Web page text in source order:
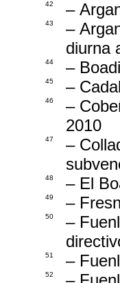
42 –
43
–
diurna
44 –
45 –
46
–
2010
47
–
48 – El
49 –
50
–
51 –
52